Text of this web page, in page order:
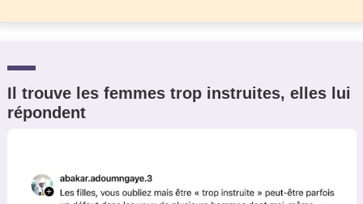
Il trouve les femmes trop instruites, elles lui
répondent